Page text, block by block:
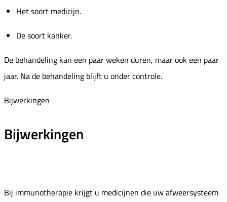
Het soort medicijn.
De soort kanker.
De behandeling kan een paar weken duren, maar ook een paar
jaar. Na de behandeling blijft u onder controle.
Bijwerkingen
Bijwerkingen
Bij immunotherapie krijgt u medicijnen die uw afweersysteem